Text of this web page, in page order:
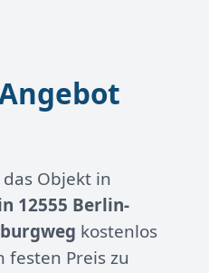
Objekt in
12555 Berlin-
kostenlos
Preis zu